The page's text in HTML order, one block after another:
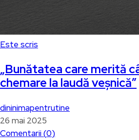
Este scris
„Bunătatea care merită
chemare la laudă veșnică”
dininimapentrutine
26 mai 2025
Comentarii (0)